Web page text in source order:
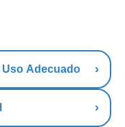
Uso Adecuado